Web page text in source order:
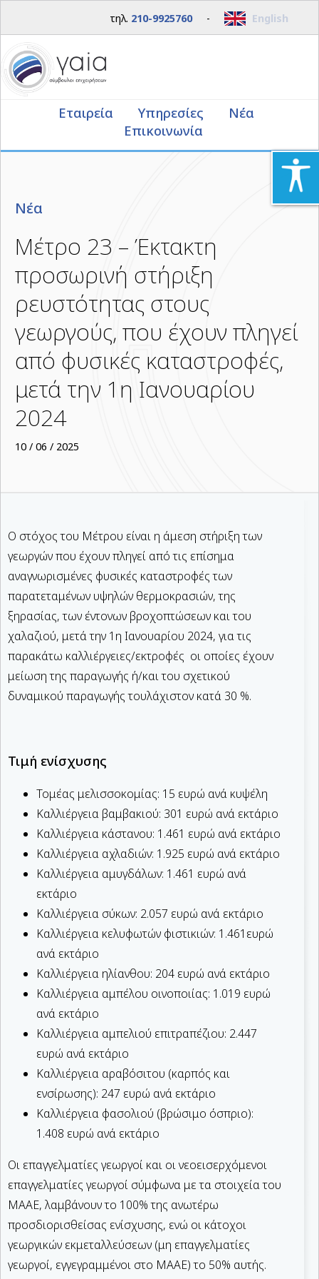
τηλ. 210-9925760- English
Εταιρεία Υπηρεσίες
Νέα
Επικοινωνία
Νέα
Μέτρο 23 – Έκτακτη
προσωρινή στήριξη
ρευστότητας στους
γεωργούς, που έχουν πληγεί
από φυσικές καταστροφές,
μετά την 1η Ιανουαρίου
2024
10 / 06 / 2025
Ο στόχος του Μέτρου είναι η άμεση στήριξη των
γεωργών που έχουν πληγεί από τις επίσημα
αναγνωρισμένες φυσικές καταστροφές των
παρατεταμένων υψηλών θερμοκρασιών, της
ξηρασίας, των έντονων βροχοπτώσεων και του
χαλαζιού, μετά την 1η Ιανουαρίου 2024, για τις
παρακάτω καλλιέργειες/εκτροφές οι οποίες έχουν
μείωση της παραγωγής ή/και του σχετικού
δυναμικού παραγωγής τουλάχιστον κατά 30 %.
Τιμή ενίσχυσης
Τομέας μελισσοκομίας: 15 ευρώ ανά κυψέλη
Καλλιέργεια βαμβακιού: 301 ευρώ ανά εκτάριο
Καλλιέργεια κάστανου: 1.461 ευρώ ανά εκτάριο
Καλλιέργεια αχλαδιών: 1.925 ευρώ ανά εκτάριο
Καλλιέργεια αμυγδάλων: 1.461 ευρώ ανά
εκτάριο
Καλλιέργεια σύκων: 2.057 ευρώ ανά εκτάριο
Καλλιέργεια κελυφωτών φιστικιών: 1.461ευρώ
ανά εκτάριο
Καλλιέργεια ηλίανθου: 204 ευρώ ανά εκτάριο
Καλλιέργεια αμπέλου οινοποιίας: 1.019 ευρώ
ανά εκτάριο
Καλλιέργεια αμπελιού επιτραπέζιου: 2.447
ευρώ ανά εκτάριο
Καλλιέργεια αραβόσιτου (καρπός και
ενσίρωσης): 247 ευρώ ανά εκτάριο
Καλλιέργεια φασολιού (βρώσιμο όσπριο):
1.408 ευρώ ανά εκτάριο
Οι επαγγελματίες γεωργοί και οι νεοεισερχόμενοι
επαγγελματίες γεωργοί σύμφωνα με τα στοιχεία του
ΜΑΑΕ, λαμβάνουν το 100% της ανωτέρω
προσδιορισθείσας ενίσχυσης, ενώ οι κάτοχοι
γεωργικών εκμεταλλεύσεων (μη επαγγελματίες
γεωργοί, εγγεγραμμένοι στο ΜΑΑΕ) το 50% αυτής.